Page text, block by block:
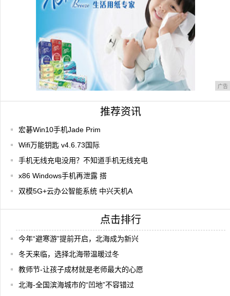
广告
推荐资讯
宏碁Win10手机Jade Prim
Wifi万能钥匙 v4.6.73国际
手机无线充电没用？不知道手机无线充电
x86 Windows手机再泄露 搭
双模5G+云办公智能系统 中兴天机A
点击排行
今年“避寒游”提前开启，北海成为新兴
冬天来临，选择北海带温暖过冬
教师节-让孩子成材就是老师最大的心愿
北海-全国滨海城市的“凹地”不容错过